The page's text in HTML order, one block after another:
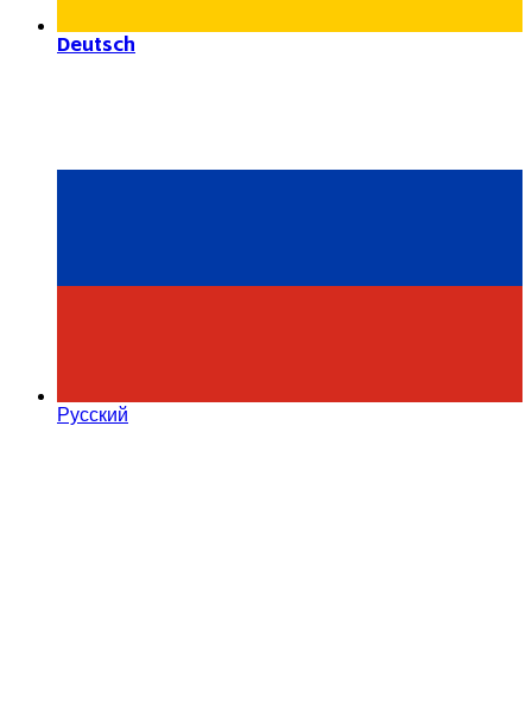
Deutsch
Русский